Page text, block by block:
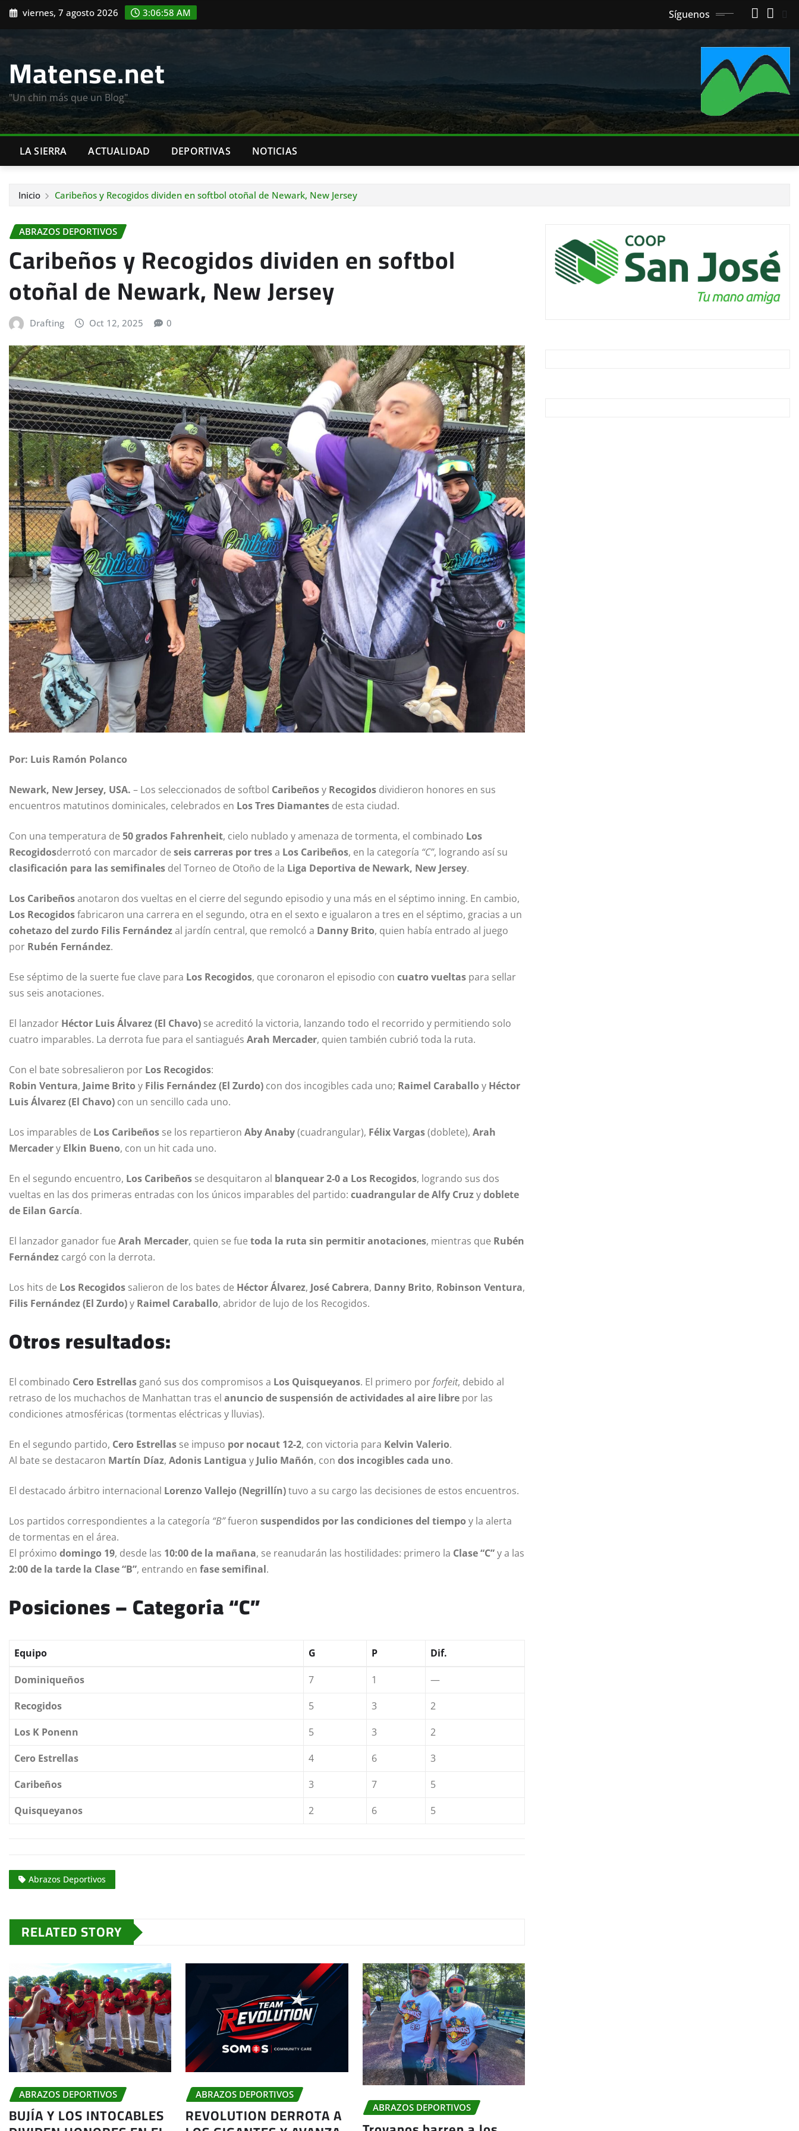
Saltar
contenido
viernes, 7 agosto 2026 3:07:00 AM Síguenos
Matense.net
"Un chin más que un Blog"
LA SIERRA ACTUALIDAD DEPORTIVAS NOTICIAS
Inicio Caribeños y Recogidos dividen en softbol otoñal de Newark, New Jersey
ABRAZOS DEPORTIVOS
Caribeños y Recogidos dividen en softbol
otoñal de Newark, New Jersey
Drafting Oct 12, 2025 0
Por: Luis Ramón Polanco
Newark, New Jersey, USA. – Los seleccionados de softbol Caribeñosy Recogidos dividieron honores en sus
encuentros matutinos dominicales, celebrados en Los Tres Diamantes de esta ciudad.
Con una temperatura de 50 grados Fahrenheit, cielo nublado y amenaza de tormenta, el combinado Los
Recogidosderrotó con marcador de seis carreras por tresa Los Caribeños, en la categoría “C”, logrando así su
clasificación para las semifinales del Torneo de Otoño de la Liga Deportiva de Newark, New Jersey.
Los Caribeñosanotaron dos vueltas en el cierre del segundo episodio y una más en el séptimo inning. En cambio,
Los Recogidosfabricaron una carrera en el segundo, otra en el sexto e igualaron a tres en el séptimo, gracias a un
cohetazo del zurdo Filis Fernándezal jardín central, que remolcó a Danny Brito, quien había entrado al juego
por Rubén Fernández.
Ese séptimo de la suerte fue clave para Los Recogidos, que coronaron el episodio con cuatro vueltas para sellar
sus seis anotaciones.
El lanzador Héctor Luis Álvarez (El Chavo) se acreditó la victoria, lanzando todo el recorrido y permitiendo solo
cuatro imparables. La derrota fue para el santiagués Arah Mercader, quien también cubrió toda la ruta.
Con el bate sobresalieron por Los Recogidos:
Robin Ventura, Jaime Brito y Filis Fernández (El Zurdo) con dos incogibles cada uno; Raimel Caraballo y Héctor
Luis Álvarez (El Chavo) con un sencillo cada uno.
Los imparables de Los Caribeños se los repartieron Aby Anaby(cuadrangular), Félix Vargas(doblete), Arah
Mercadery Elkin Bueno, con un hit cada uno.
En el segundo encuentro, Los Caribeños se desquitaron al blanquear 2-0 a Los Recogidos, logrando sus dos
vueltas en las dos primeras entradas con los únicos imparables del partido: cuadrangular de Alfy Cruzydoblete
de Eilan García.
El lanzador ganador fue Arah Mercader, quien se fue toda la ruta sin permitir anotaciones, mientras que Rubén
Fernández cargó con la derrota.
Los hits de Los Recogidos salieron de los bates de Héctor Álvarez, José Cabrera, Danny Brito, Robinson Ventura,
Filis Fernández (El Zurdo)y Raimel Caraballo, abridor de lujo de los Recogidos.
Otros resultados:
El combinado Cero Estrellas ganó sus dos compromisos a Los Quisqueyanos. El primero porforfeit, debido al
retraso de los muchachos de Manhattan tras el anuncio de suspensión de actividades al aire libre por las
condiciones atmosféricas (tormentas eléctricas y lluvias).
En el segundo partido, Cero Estrellas se impuso por nocaut 12-2, con victoria para Kelvin Valerio.
Al bate se destacaron Martín Díaz, Adonis Lantigua y Julio Mañón, con dos incogibles cada uno.
El destacado árbitro internacional Lorenzo Vallejo (Negrillín)tuvo a su cargo las decisiones de estos encuentros.
Los partidos correspondientes a la categoría “B”fueron suspendidos por las condiciones del tiempo y la alerta
de tormentas en el área.
El próximo domingo 19, desde las 10:00 de la mañana, se reanudarán las hostilidades: primero la Clase “C”y a las
2:00 de la tarde la Clase “B”, entrando en fase semifinal.
Posiciones – Categoría “C”
Equipo G P Dif.
Dominiqueños 7 1
—
Recogidos
5 3
2
Los K Ponenn
5 3
2
Cero Estrellas
4 6
3
Caribeños
3 7
5
Quisqueyanos
2 6 5
Abrazos Deportivos
RELATED STORY
ABRAZOS DEPORTIVOS
BUJÍA Y LOS INTOCABLES
ABRAZOS DEPORTIVOS
REVOLUTION DERROTA A ABRAZOS DEPORTIVOS